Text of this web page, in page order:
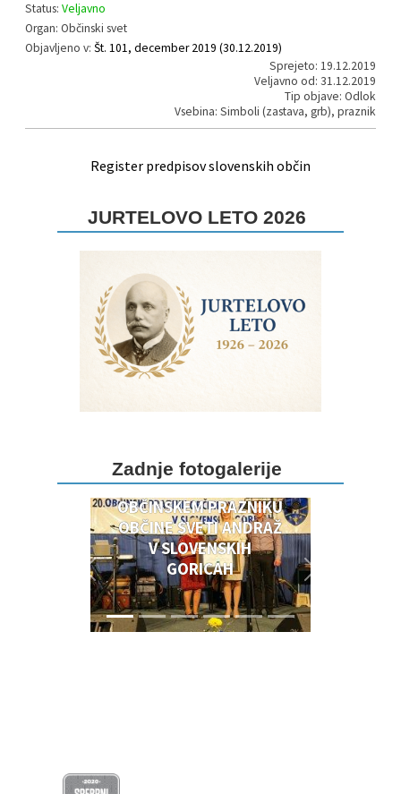
Status: Veljavno
Organ: Občinski svet
Objavljeno v: Št. 101, december 2019 (30.12.2019)
Sprejeto: 19.12.2019
Veljavno od: 31.12.2019
Tip objave: Odlok
Vsebina: Simboli (zastava, grb), praznik
Register predpisov slovenskih občin
JURTELOVO LETO 2026
Zadnje fotogalerije
DOGODKI OB 20.
OBČINSKEM PRAZNIKU
OBČINSKEM PRAZNIKU
OBČINE SVETI ANDRAŽ
V SLOVENSKIH
GORICAH